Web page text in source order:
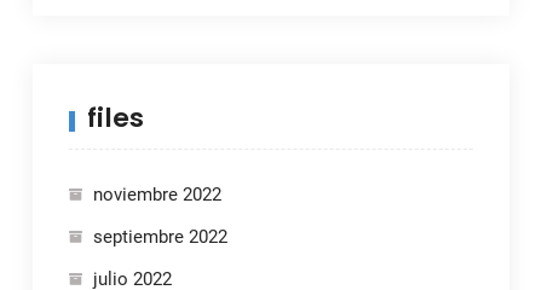
files
noviembre 2022
septiembre 2022
julio 2022